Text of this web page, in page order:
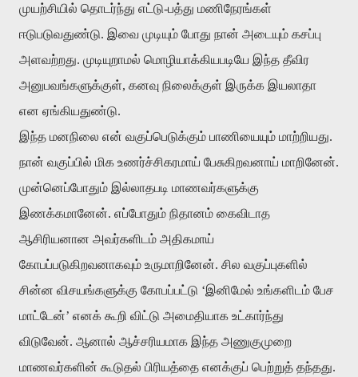
முயற்சியில் தொடர்ந்து எட்டு-பத்து மணிநேரங்கள்
ஈடுபடுவதுண்டு. இவை முடியும் போது நான் அடையும் கசப்பு
அளவற்றது. முடியுறாமல் மொழியாக்கியபடியே இந்த தீவிர
அனுபவங்களுக்குள், கனவு நிலைக்குள் இருக்க இயலாதா
என ஏங்கியதுண்டு.
இந்த மனநிலை என் வகுப்பெடுக்கும் பாணியையும் மாற்றியது.
நான் வகுப்பில் மிக உணர்ச்சிகரமாய் பேசுகிறவனாய் மாறினேன்.
முன்னெப்போதும் இல்லாதபடி மாணவர்களுக்கு
இணக்கமானேன். எப்போதும் நிதானம் கைவிடாத
ஆசிரியனான அவர்களிடம் அதிகமாய்
கோபப்படுகிறவனாகவும் உருமாறினேன். சில வகுப்புகளில்
சின்ன விசயங்களுக்கு கோபப்பட்டு ‘இனிமேல் உங்களிடம் பேச
மாட்டேன்’ எனக் கூறி விட்டு அமைதியாக உட்கார்ந்து
விடுவேன். ஆனால் ஆச்சரியமாக இந்த அணுகுமுறை
மாணவர்களின் கூடுதல் பிரியத்தை எனக்குப் பெற்றுத் தந்தது.